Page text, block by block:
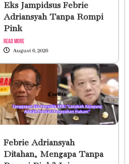
Eks Jampidsus Febrie
Adriansyah Tanpa Rompi
Pink
Read More
August 6, 2026
Febrie Adriansyah
Ditahan, Mengapa Tanpa